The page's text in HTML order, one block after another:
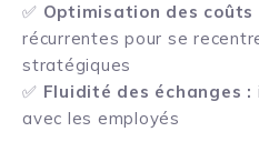
✅ Optimisation des coûts
récurrentes pour se
stratégiques
✅ Fluidité des échanges :
avec les employés